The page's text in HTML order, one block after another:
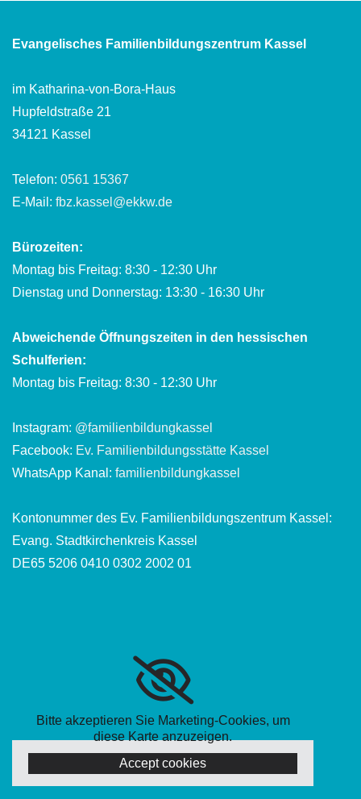
Evangelisches Familienbildungszentrum Kassel
im Katharina-von-Bora-Haus
Hupfeldstraße 21
34121 Kassel
Telefon: 0561 15367
E-Mail: fbz.kassel@ekkw.de
Bürozeiten:
Montag bis Freitag: 8:30 - 12:30 Uhr
Dienstag und Donnerstag: 13:30 - 16:30 Uhr
Abweichende Öffnungszeiten in den hessischen
Schulferien:
Montag bis Freitag: 8:30 - 12:30 Uhr
Instagram: @familienbildungkassel
Facebook: Ev. Familienbildungsstätte Kassel
WhatsApp Kanal: familienbildungkassel
Kontonummer des Ev. Familienbildungszentrum Kassel:
Evang. Stadtkirchenkreis Kassel
DE65 5206 0410 0302 2002 01
Bitte akzeptieren Sie Marketing-Cookies, um
diese Karte anzuzeigen.
Accept cookies